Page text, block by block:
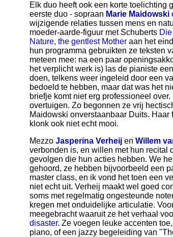
Elk duo heeft ook een korte toelichting
eerste duo - sopraan Marie Maidowski
wijzigende relaties tussen mens en
moeder-aarde-figuur met Schuberts
Nature, the gentlest Mother aan het
hun programma gebruikten ze teksten
meteen mee: na een paar
het verplicht werk is) las de pianiste
doen, telkens weer ingeleid door een
bedoeld te hebben, maar dat was het
briefje komt niet erg professioneel
overtuigen. Zo begonnen ze vrij
Maidowski onverstaanbaar Duits. Haar
klonk ook niet echt mooi.
Mezzo Jasperina Verheij en Willem
verbonden is, en willen met hun recital
gevolgen die hun acties hebben. We
gehoord, ze hebben bijvoorbeeld een
master class, en ik vond het toen een
niet echt uit. Verheij maakt wel goed
soms met regelmatig ongesteunde
kregen met onduidelijke articulatie.
meegebracht waaruit ze het verhaal
disaster. Ze voegen leuke accenten
piano, of een jazzy begeleiding van